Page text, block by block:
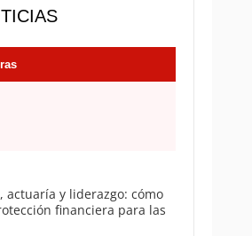
actuaría y liderazgo: cómo
financiera para las